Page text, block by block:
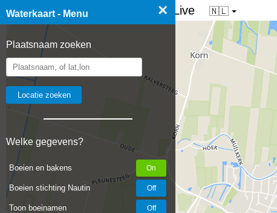
Waterkaart - Menu ×
Plaatsnaam zoeken
Welke gegevens?
Boeien en bakens
Boeien stichting Nautin
Toon boeinamen
☰ Waterkaart van Nederland - Live 🇳🇱